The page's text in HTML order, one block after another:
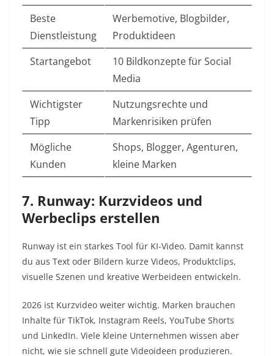
Beste
Dienstleistung
Werbemotive, Blogbilder,
Produktideen
Startangebot
10 Bildkonzepte für Social
Media
Wichtigster
Tipp
Nutzungsrechte und
Markenrisiken prüfen
Mögliche
Kunden
Shops, Blogger, Agenturen,
kleine Marken
7. Runway: Kurzvideos und
Werbeclips erstellen
Runway ist ein starkes Tool für KI-Video. Damit kannst
du aus Text oder Bildern kurze Videos, Produktclips,
visuelle Szenen und kreative Werbeideen entwickeln.
2026 ist Kurzvideo weiter wichtig. Marken brauchen
Inhalte für TikTok, Instagram Reels, YouTube Shorts
und LinkedIn. Viele kleine Unternehmen wissen aber
nicht, wie sie schnell gute Videoideen produzieren.